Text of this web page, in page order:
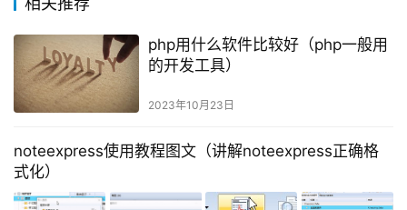
php用什么软件比较好（php一般用
的开发工具）
2023年10月23日
noteexpress使用教程图文（讲解noteexpress正确格
式化）